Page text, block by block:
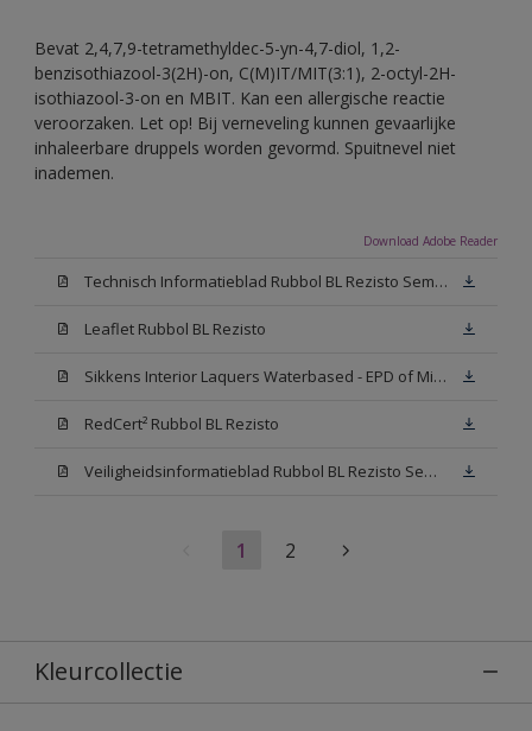
Bevat 2,4,7,9-tetramethyldec-5-yn-4,7-diol, 1,2-
benzisothiazool-3(2H)-on, C(M)IT/MIT(3:1), 2-octyl-2H-
isothiazool-3-on en MBIT. Kan een allergische reactie
veroorzaken. Let op! Bij verneveling kunnen gevaarlijke
inhaleerbare druppels worden gevormd. Spuitnevel niet
inademen.
Download Adobe Reader
Technisch Informatieblad Rubbol BL Rezisto Semi-Gloss (New Livery) (PDF)
Leaflet Rubbol BL Rezisto
Sikkens Interior Laquers Waterbased - EPD of Milieuproductverklaring
RedCert² Rubbol BL Rezisto
Veiligheidsinformatieblad Rubbol BL Rezisto Semi-Gloss N00 (MSDS)
1 2
Kleurcollectie